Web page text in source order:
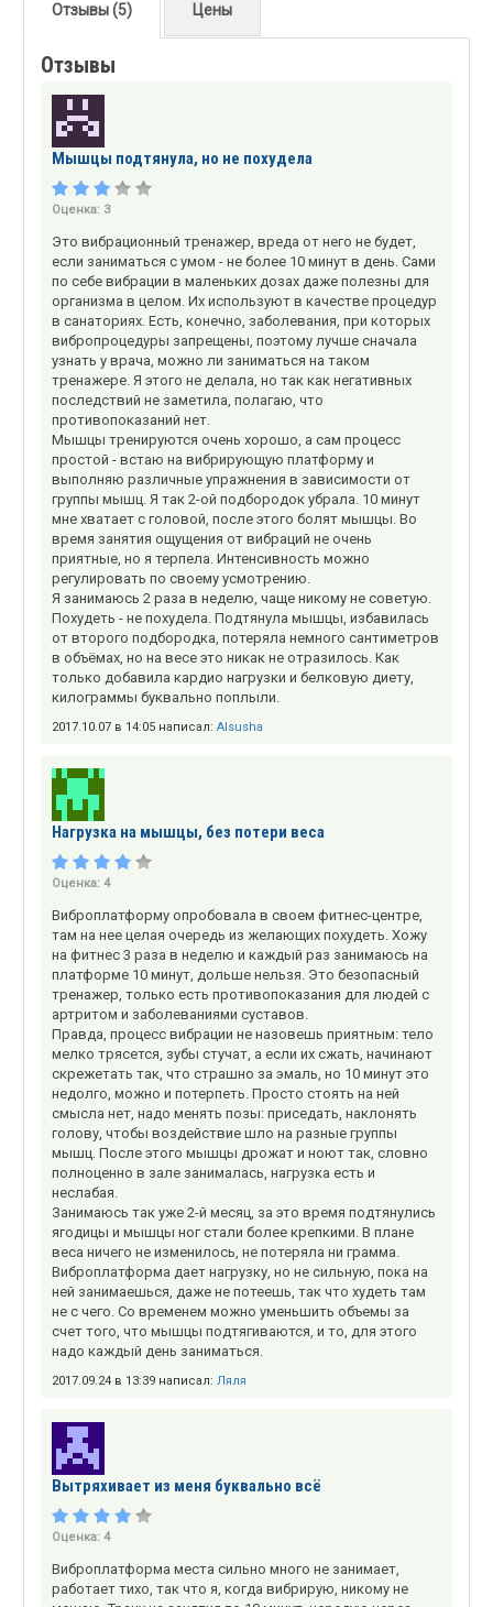
Отзывы (5) Цены
Отзывы
Мышцы подтянула, но не похудела
Оценка: 3
Это вибрационный тренажер, вреда от него не будет,
если заниматься с умом - не более 10 минут в день. Сами
по себе вибрации в маленьких дозах даже полезны для
организма в целом. Их используют в качестве процедур
в санаториях. Есть, конечно, заболевания, при которых
вибропроцедуры запрещены, поэтому лучше сначала
узнать у врача, можно ли заниматься на таком
тренажере. Я этого не делала, но так как негативных
последствий не заметила, полагаю, что
противопоказаний нет.
Мышцы тренируются очень хорошо, а сам процесс
простой - встаю на вибрирующую платформу и
выполняю различные упражнения в зависимости от
группы мышц. Я так 2-ой подбородок убрала. 10 минут
мне хватает с головой, после этого болят мышцы. Во
время занятия ощущения от вибраций не очень
приятные, но я терпела. Интенсивность можно
регулировать по своему усмотрению.
Я занимаюсь 2 раза в неделю, чаще никому не советую.
Похудеть - не похудела. Подтянула мышцы, избавилась
от второго подбородка, потеряла немного сантиметров
в объёмах, но на весе это никак не отразилось. Как
только добавила кардио нагрузки и белковую диету,
килограммы буквально поплыли.
2017.10.07 в 14:05 написал: Alsusha
Нагрузка на мышцы, без потери веса
Оценка: 4
Виброплатформу опробовала в своем фитнес-центре,
там на нее целая очередь из желающих похудеть. Хожу
на фитнес 3 раза в неделю и каждый раз занимаюсь на
платформе 10 минут, дольше нельзя. Это безопасный
тренажер, только есть противопоказания для людей с
артритом и заболеваниями суставов.
Правда, процесс вибрации не назовешь приятным: тело
мелко трясется, зубы стучат, а если их сжать, начинают
скрежетать так, что страшно за эмаль, но 10 минут это
недолго, можно и потерпеть. Просто стоять на ней
смысла нет, надо менять позы: приседать, наклонять
голову, чтобы воздействие шло на разные группы
мышц. После этого мышцы дрожат и ноют так, словно
полноценно в зале занималась, нагрузка есть и
неслабая.
Занимаюсь так уже 2-й месяц, за это время подтянулись
ягодицы и мышцы ног стали более крепкими. В плане
веса ничего не изменилось, не потеряла ни грамма.
Виброплатформа дает нагрузку, но не сильную, пока на
ней занимаешься, даже не потеешь, так что худеть там
не с чего. Со временем можно уменьшить объемы за
счет того, что мышцы подтягиваются, и то, для этого
надо каждый день заниматься.
2017.09.24 в 13:39 написал: Ляля
Вытряхивает из меня буквально всё
Оценка: 4
Виброплатформа места сильно много не занимает,
работает тихо, так что я, когда вибрирую, никому не